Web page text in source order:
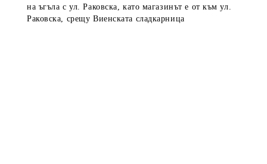
на ъгъла с ул. Раковска, като магазинът е от към ул.
Раковска, срещу Виенската сладкарница